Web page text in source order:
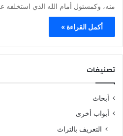
منه، وكمسئول أمام الله الذي استخلفه
أكمل القراءة »
تصنيفات
أبحاث
أبواب أخرى
التعريف بالتراث